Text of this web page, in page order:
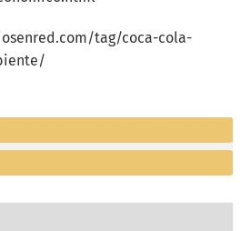
tag/coca-cola-